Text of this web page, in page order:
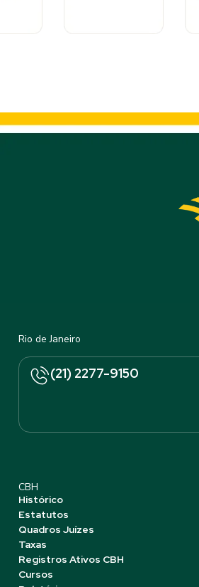
Rio de Janeiro
(21) 2277-9150
CBH
Histórico
Estatutos
Quadros Juízes
Taxas
Registros Ativos CBH
Cursos